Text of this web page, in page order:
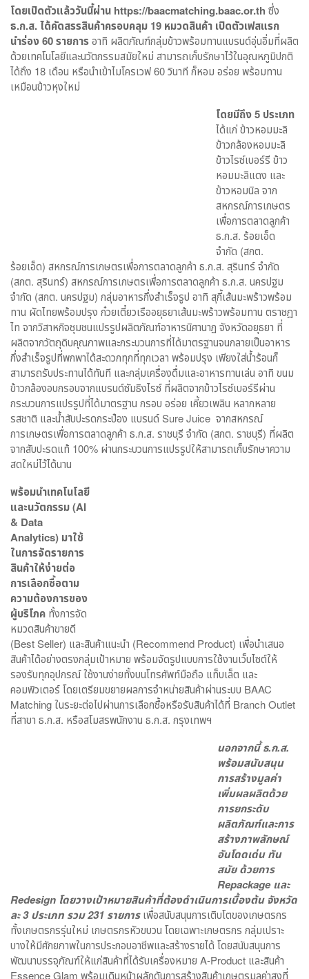
โดยเปิดตัวแล้ววันนี้ผ่าน https://baacmatching.baac.or.th ซึ่ง
ธ.ก.ส. ได้คัดสรรสินค้าครอบคลุม 19 หมวดสินค้า เปิดตัวเฟสแรก
นำร่อง 60 รายการอาทิ ผลิตภัณฑ์กลุ่มข้าวพร้อมทานแบรนด์อุ่นอิ่มที่ผลิต
ด้วยเทคโนโลยีและนวัตกรรมสมัยใหม่ สามารถเก็บรักษาไว้ในอุณหภูมิปกติ
ได้ถึง 18 เดือน หรือนำเข้าไมโครเวฟ 60 วินาที ก็หอม อร่อย พร้อมทาน
เหมือนข้าวหุงใหม่
โดยมีถึง 5 ประเภท
ได้แก่ ข้าวหอมมะลิ
ข้าวกล้องหอมมะลิ
ข้าวไรซ์เบอร์รี ข้าว
หอมมะลิแดง และ
ข้าวหอมนิล จาก
สหกรณ์การเกษตร
เพื่อการตลาดลูกค้า
ธ.ก.ส. ร้อยเอ็ด
จำกัด (สกต.
ร้อยเอ็ด) สหกรณ์การเกษตรเพื่อการตลาดลูกค้า ธ.ก.ส. สุรินทร์ จำกัด
(สกต. สุรินทร์) สหกรณ์การเกษตรเพื่อการตลาดลูกค้า ธ.ก.ส. นครปฐม
จำกัด (สกต. นครปฐม) กลุ่มอาหารกึ่งสำเร็จรูป อาทิ สุกี้เส้นมะพร้าวพร้อม
ทาน ผัดไทยพร้อมปรุง ก๋วยเตี๋ยวเรืออยุธยาเส้นมะพร้าวพร้อมทาน ตราชฎา
ไท จากวิสาหกิจชุมชนแปรรูปผลิตภัณฑ์อาหารนิศานาฏ จังหวัดอยุธยา ที่
ผลิตจากวัตถุดิบคุณภาพและกระบวนการที่ได้มาตรฐานจนกลายเป็นอาหาร
กึ่งสำเร็จรูปที่พกพาได้สะดวกทุกที่ทุกเวลา พร้อมปรุง เพียงใส่น้ำร้อนก็
สามารถรับประทานได้ทันที และกลุ่มเครื่องดื่มและอาหารทานเล่น อาทิ ขนม
ข้าวกล้องอบกรอบจากแบรนด์ซัมธิงไรซ์ ที่ผลิตจากข้าวไรซ์เบอร์รีผ่าน
กระบวนการแปรรูปที่ได้มาตรฐาน กรอบ อร่อย เคี้ยวเพลิน หลากหลาย
รสชาติ และน้ำสับปะรดกระป๋อง แบรนด์ Sure Juice จากสหกรณ์
การเกษตรเพื่อการตลาดลูกค้า ธ.ก.ส. ราชบุรี จำกัด (สกต. ราชบุรี) ที่ผลิต
จากสับปะรดแท้ 100% ผ่านกระบวนการแปรรูปให้สามารถเก็บรักษาความ
สดใหม่ไว้ได้นาน
พร้อมนำเทคโนโลยี
และนวัตกรรม (AI
& Data
Analytics) มาใช้
ในการจัดรายการ
สินค้าให้ง่ายต่อ
การเลือกซื้อตาม
ความต้องการของ
ผู้บริโภค ทั้งการจัด
หมวดสินค้าขายดี
(Best Seller) และสินค้าแนะนำ (Recommend Product) เพื่อนำเสนอ
สินค้าได้อย่างตรงกลุ่มเป้าหมาย พร้อมจัดรูปแบบการใช้งานเว็บไซต์ให้
รองรับทุกอุปกรณ์ ใช้งานง่ายทั้งบนโทรศัพท์มือถือ แท็บเล็ต และ
คอมพิวเตอร์ โดยเตรียมขยายผลการจำหน่ายสินค้าผ่านระบบ BAAC
Matching ในระยะต่อไปผ่านการเลือกซื้อหรือรับสินค้าได้ที่ Branch Outlet
ที่สาขา ธ.ก.ส. หรือสโมสรพนักงาน ธ.ก.ส. กรุงเทพฯ
นอกจากนี้ ธ.ก.ส.
พร้อมสนับสนุน
การสร้างมูลค่า
เพิ่มผลผลิตด้วย
การยกระดับ
ผลิตภัณฑ์และการ
สร้างภาพลักษณ์
อันโดดเด่น ทัน
สมัย ด้วยการ
Repackage และ
Redesign โดยวางเป้าหมายสินค้าที่ต้องดำเนินการเบื้องต้น จังหวัด
ละ 3 ประเภท รวม 231 รายการเพื่อสนับสนุนการเติบโตของเกษตรกร
ทั้งเกษตรกรรุ่นใหม่ เกษตรกรหัวขบวน โดยเฉพาะเกษตรกร กลุ่มเปราะ
บางให้มีศักยภาพในการประกอบอาชีพและสร้างรายได้ โดยสนับสนุนการ
พัฒนาบรรจุภัณฑ์ให้แก่สินค้าที่ได้รับเครื่องหมาย A-Product และสินค้า
Essence Glam พร้อมเดินหน้าผลักดันการสร้างสินค้าเกษตรมูลค่าสูงที่